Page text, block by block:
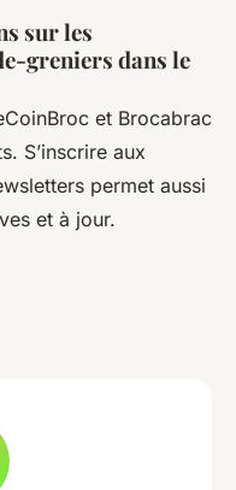
sur les
greniers dans le
et Brocabrac
S’inscrire aux
permet aussi
et à jour.